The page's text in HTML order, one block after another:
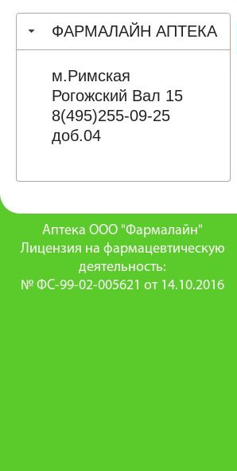
ФАРМАЛАЙН АПТЕКА
м.Римская
Рогожский Вал 15
8(495)255-09-25
доб.04
Аптека ООО "Фармалайн"
Лицензия на фармацевтическую
деятельность:
№ ФС-99-02-005621 от 14.10.2016